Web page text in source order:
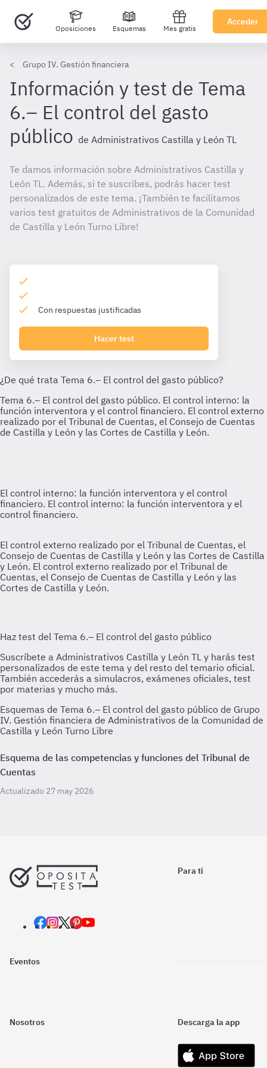
Oposiciones Esquemas Mes gratis
Acceder
Grupo IV. Gestión financiera
Información y test de Tema
6.– El control del gasto
público de Administrativos Castilla y León TL
Te damos información sobre Administrativos Castilla y
León TL. Además, si te suscribes, podrás hacer test
personalizados de este tema. ¡También te facilitamos
varios test gratuitos de Administrativos de la Comunidad
de Castilla y León Turno Libre!
Con respuestas justificadas
Hacer test
El control interno: la función interventora y el control
financiero. El control interno: la función interventora y el
control financiero.
El control externo realizado por el Tribunal de Cuentas, el
Consejo de Cuentas de Castilla y León y las Cortes de Castilla
y León. El control externo realizado por el Tribunal de
Cuentas, el Consejo de Cuentas de Castilla y León y las
Cortes de Castilla y León.
Esquemas de Tema 6.– El control del gasto público de Grupo
IV. Gestión financiera de Administrativos de la Comunidad de
Castilla y León Turno Libre
Esquema de las competencias y funciones del Tribunal de
Cuentas
Actualizado 27 may 2026
Para ti
Eventos
Nosotros Descarga la app